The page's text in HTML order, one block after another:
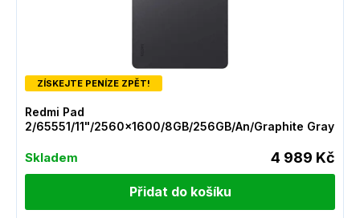
ZÍSKEJTE PENÍZE ZPĚT!
Redmi Pad
2/65551/11"/2560x1600/8GB/256GB/An/Graphite Gray
Skladem 4 989 Kč
Přidat do košíku